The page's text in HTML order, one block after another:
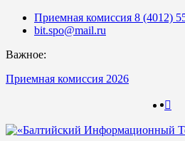
Skip
Приемная комиссия 8 (4012)
bit.spo@mail.ru
Важное:
Приемная комиссия 2026